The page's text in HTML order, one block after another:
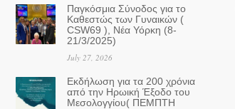
Παγκόσμια Σύνοδος για το
Καθεστώς των Γυναικών (
CSW69 ), Νέα Υόρκη (8-
21/3/2025)
July 27, 2026
Eκδήλωση για τα 200 χρόνια
από την Ηρωική Έξοδο του
Μεσολογγίου( ΠΕΜΠΤΗ